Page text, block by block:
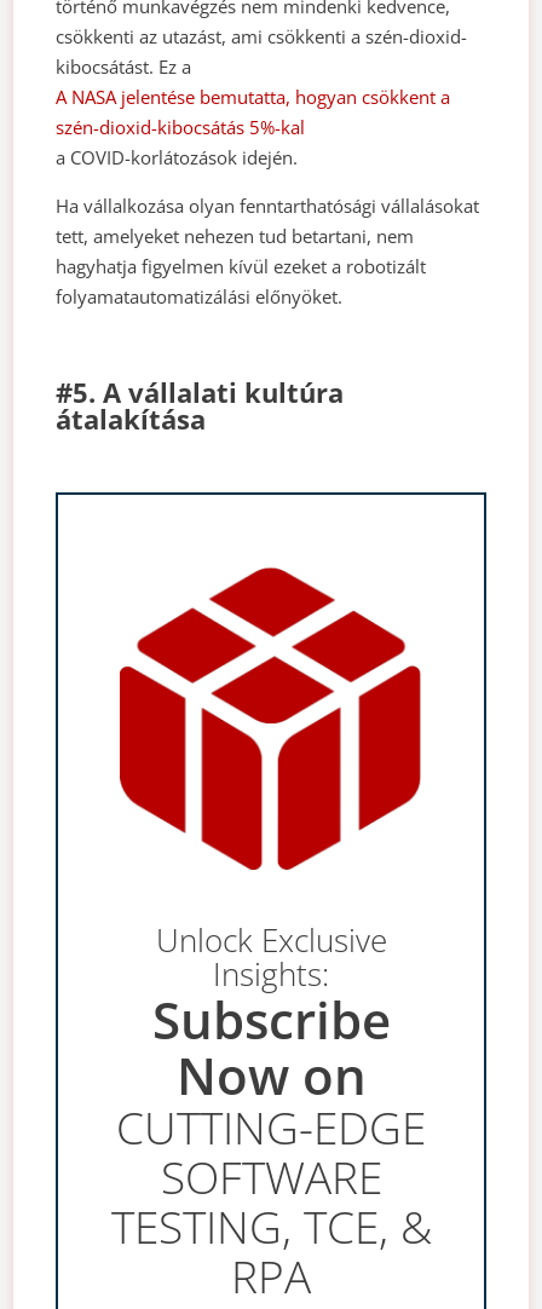
történő munkavégzés nem mindenki kedvence,
csökkenti az utazást, ami csökkenti a szén-dioxid-
kibocsátást. Ez a
A NASA jelentése bemutatta, hogyan csökkent a
szén-dioxid-kibocsátás 5%-kal
a COVID-korlátozások idején.
Ha vállalkozása olyan fenntarthatósági vállalásokat
tett, amelyeket nehezen tud betartani, nem
hagyhatja figyelmen kívül ezeket a robotizált
folyamatautomatizálási előnyöket.
#5. A vállalati kultúra
átalakítása
Unlock Exclusive
Insights:
Subscribe
Now on
CUTTING-EDGE
SOFTWARE
TESTING, TCE, &
RPA